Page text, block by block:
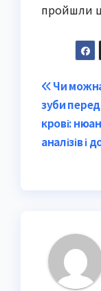
пройшли
Post
Чи
зуби
крові:
аналізів і